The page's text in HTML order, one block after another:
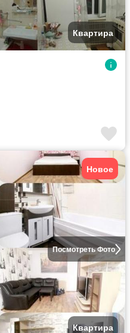
Квартира
Посмотреть Фото
Новое
Квартира